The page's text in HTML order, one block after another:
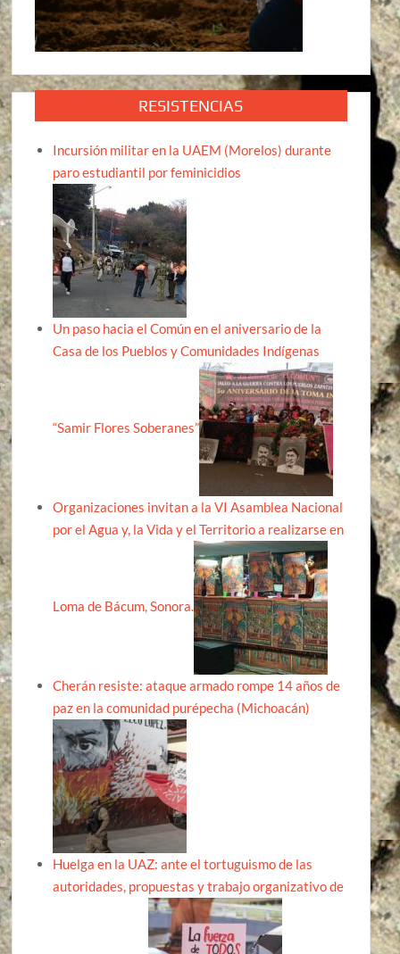
RESISTENCIAS
Incursión militar en la UAEM (Morelos) durante
paro estudiantil por feminicidios
Un paso hacia el Común en el aniversario de la
Casa de los Pueblos y Comunidades Indígenas
“Samir Flores Soberanes”
Organizaciones invitan a la VI Asamblea Nacional
por el Agua y, la Vida y el Territorio a realizarse en
Loma de Bácum, Sonora.
Cherán resiste: ataque armado rompe 14 años de
paz en la comunidad purépecha (Michoacán)
Huelga en la UAZ: ante el tortuguismo de las
autoridades, propuestas y trabajo organizativo de